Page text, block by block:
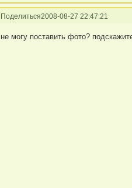
Поделиться2008-08-27 22:47:21
не могу поставить фото?